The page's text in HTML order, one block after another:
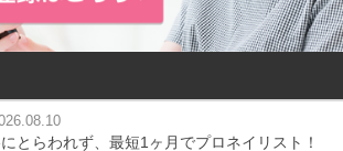
とらわれず、最短1ヶ月でプロネイリスト！